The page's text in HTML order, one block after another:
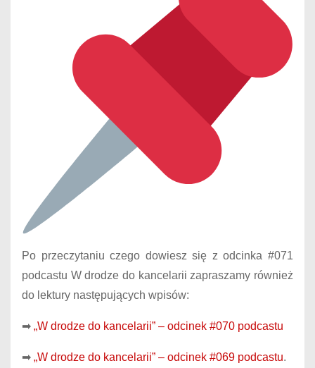
Po przeczytaniu czego dowiesz się z odcinka #071
podcastu W drodze do kancelarii zapraszamy również
do lektury następujących wpisów:
➡ „W drodze do kancelarii” – odcinek #070 podcastu
➡ „W drodze do kancelarii” – odcinek #069 podcastu.